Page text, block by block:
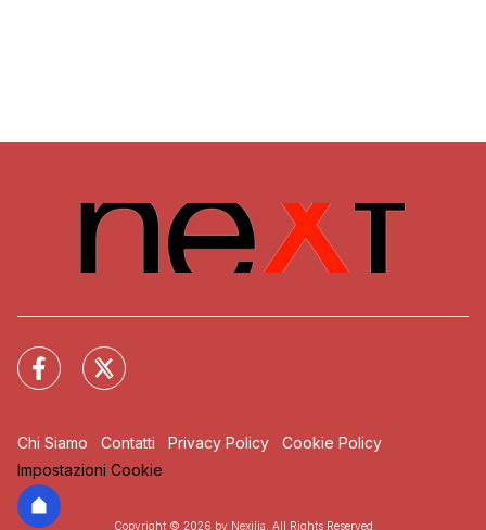
Chi Siamo Contatti Privacy Policy
Cookie Policy
Impostazioni Cookie
Copyright © 2026 by Nexilia. All Rights Reserved